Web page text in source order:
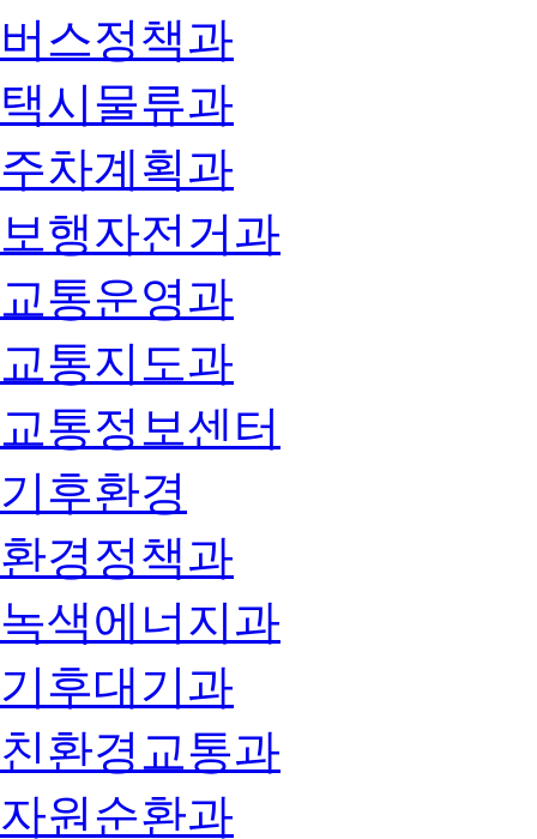
버스정책과
택시물류과
주차계획과
보행자전거과
교통운영과
교통지도과
교통정보센터
기후환경
환경정책과
녹색에너지과
기후대기과
친환경교통과
자원순환과